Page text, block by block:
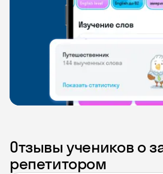
Отзывы учеников о
репетитором